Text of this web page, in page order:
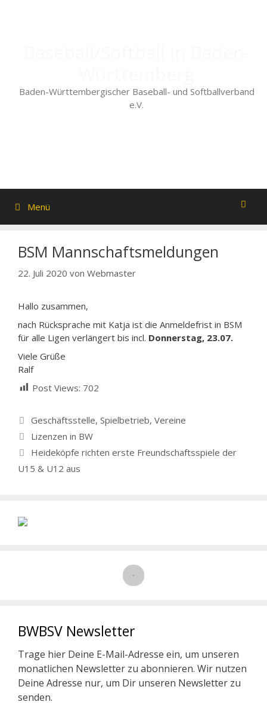
Baden-Württembergischer Baseball- und Softballverband
e.V.
Menü
BSM Mannschaftsmeldungen
22. Juli 2020 von Webmaster
Hallo zusammen,
nach Rücksprache mit Katja ist die Anmeldefrist in BSM
für alle Ligen verlängert bis incl. Donnerstag, 23.07.
Viele Grüße
Ralf
Post Views: 702
Kategorien
Geschäftsstelle, Spielbetrieb, Vereine
Lizenzen in BW
Heideköpfe richten erste Freundschaftsspiele der
U15 & U12 aus
BWBSV Newsletter
Trage hier Deine E-Mail-Adresse ein, um unseren
monatlichen Newsletter zu abonnieren. Wir nutzen
Deine Adresse nur, um Dir unseren Newsletter zu
senden.